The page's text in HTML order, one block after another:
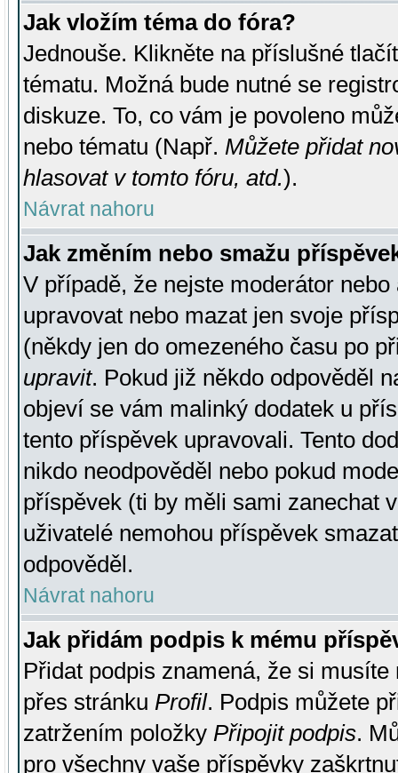
Jak vložím téma do fóra?
Jednouše. Klikněte na příslušné
tématu. Možná bude nutné se
diskuze. To, co vám je povoleno
nebo tématu (Např. Můžete přidat
hlasovat v tomto fóru, atd.).
Návrat nahoru
Jak změním nebo smažu
V případě, že nejste moderátor
upravovat nebo mazat jen svoje
(někdy jen do omezeného času po
upravit. Pokud již někdo odpověděl
objeví se vám malinký dodatek u
tento příspěvek upravovali. Tento
nikdo neodpověděl nebo pokud
příspěvek (ti by měli sami zanechat
uživatelé nemohou příspěvek
odpověděl.
Návrat nahoru
Jak přidám podpis k mému
Přidat podpis znamená, že si
přes stránku Profil. Podpis můžete
zatržením položky Připojit podpis.
pro všechny vaše příspěvky